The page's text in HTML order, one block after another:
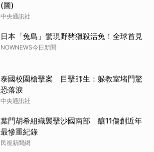
(圖)
中央通訊社
日本「兔島」驚現野豬獵殺活兔！全球首見
NOWNEWS今日新聞
泰國校園槍擊案 目擊師生：躲教室堵門驚
恐落淚
中央通訊社
葉門胡希組織襲擊沙國南部 釀11傷創近年
最慘重紀錄
民視新聞網